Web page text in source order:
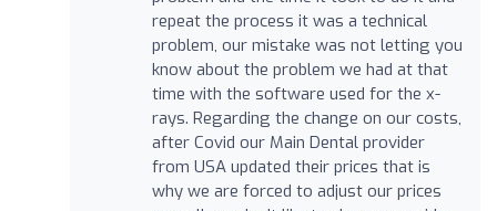
repeat the process it was a technical
problem, our mistake was not letting you
know about the problem we had at that
time with the software used for the x-
rays. Regarding the change on our costs,
after Covid our Main Dental provider
from USA updated their prices that is
why we are forced to adjust our prices